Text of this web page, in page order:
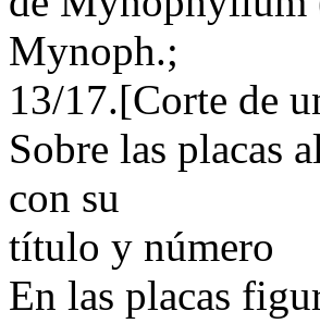
Mynoph.;
13/17.[Corte de
Sobre las placas
con su
título y número
En las placas